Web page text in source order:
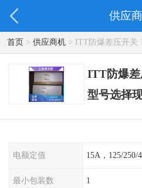
供应
首页> 供应商机> ITT防爆差压开关
节功能
ITT防爆差
型号选择
电额定值
最小包装数 1